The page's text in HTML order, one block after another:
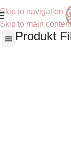
Skip to navigation
Skip to main content
Produkt